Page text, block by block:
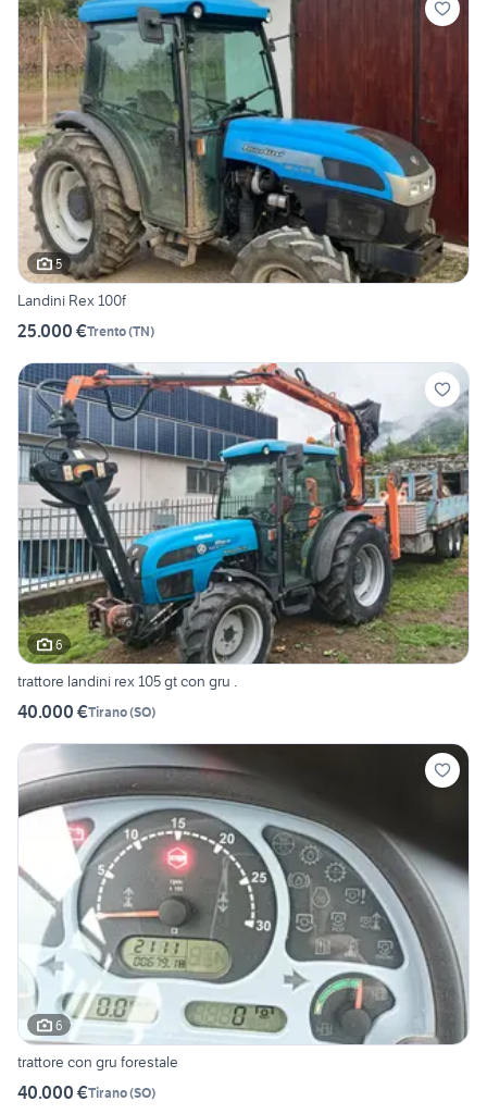
5
Landini Rex 100f
25.000 €Trento(TN)
6
trattore landini rex 105 gt con gru .
40.000 €Tirano(SO)
6
trattore con gru forestale
40.000 €Tirano(SO)